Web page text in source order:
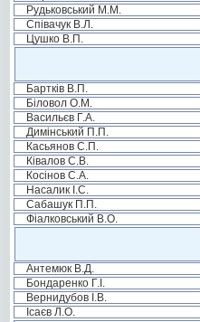
Рудьковський М.М.
Співачук В.Л.
Цушко В.П.
Бартків В.П.
Біловол О.М.
Васильєв Г.А.
Димінський П.П.
Касьянов С.П.
Ківалов С.В.
Косінов С.А.
Насалик І.С.
Сабашук П.П.
Фіалковський В.О.
Антемюк В.Д.
Бондаренко Г.І.
Вернидубов І.В.
Ісаєв Л.О.